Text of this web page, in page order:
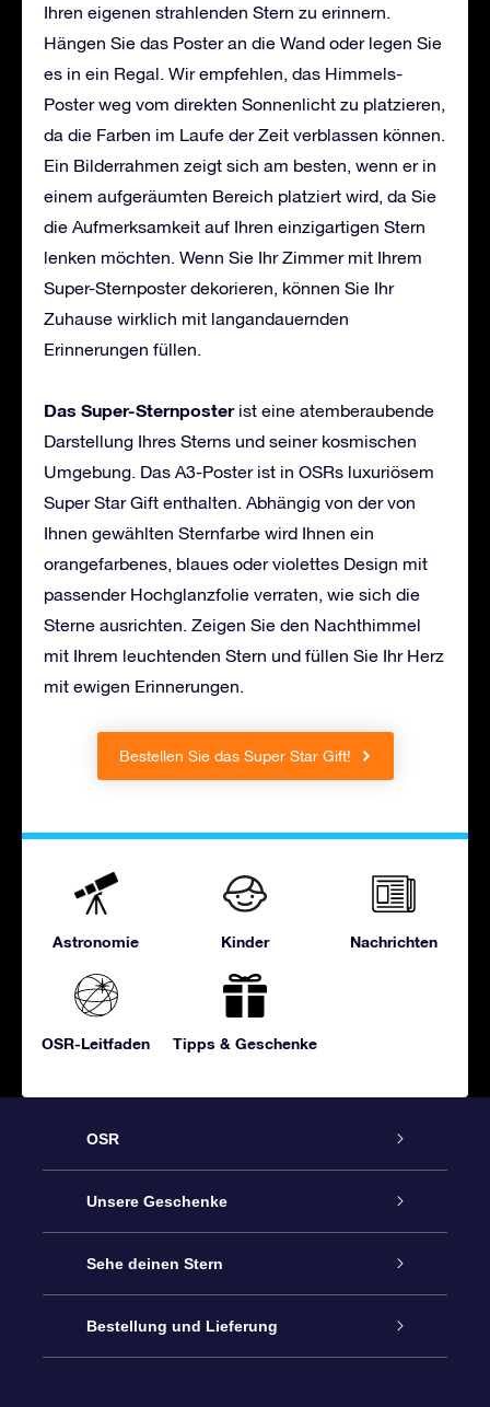
Ihren eigenen strahlenden Stern zu erinnern.
Hängen Sie das Poster an die Wand oder legen Sie
es in ein Regal. Wir empfehlen, das Himmels-
Poster weg vom direkten Sonnenlicht zu platzieren,
da die Farben im Laufe der Zeit verblassen können.
Ein Bilderrahmen zeigt sich am besten, wenn er in
einem aufgeräumten Bereich platziert wird, da Sie
die Aufmerksamkeit auf Ihren einzigartigen Stern
lenken möchten. Wenn Sie Ihr Zimmer mit Ihrem
Super-Sternposter dekorieren, können Sie Ihr
Zuhause wirklich mit langandauernden
Erinnerungen füllen.
Das Super-Sternposterist eine atemberaubende
Darstellung Ihres Sterns und seiner kosmischen
Umgebung. Das A3-Poster ist in OSRs luxuriösem
Super Star Gift enthalten. Abhängig von der von
Ihnen gewählten Sternfarbe wird Ihnen ein
orangefarbenes, blaues oder violettes Design mit
passender Hochglanzfolie verraten, wie sich die
Sterne ausrichten. Zeigen Sie den Nachthimmel
mit Ihrem leuchtenden Stern und füllen Sie Ihr Herz
mit ewigen Erinnerungen.
Bestellen Sie das Super Star Gift!
Astronomie Kinder Nachrichten
OSR-Leitfaden Tipps & Geschenke
OSR
Service
Kontakt
Blog
Unsere Geschenke
Sterne schenken
OSR-Geschenkpaket
Sehe deinen Stern
Sternregister
Bestellung und Lieferung